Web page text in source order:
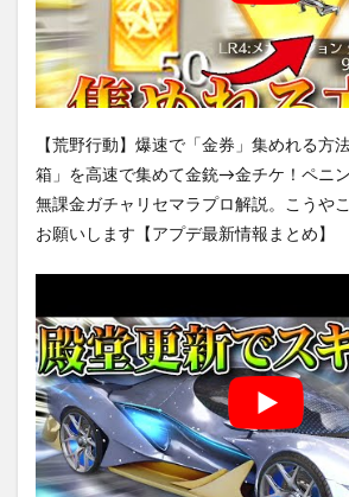
【荒野行動】爆速で「金券」集めれる方
箱」を高速で集めて金銃→金チケ！ペニ
無課金ガチャリセマラプロ解説。こうや
お願いします【アプデ最新情報まとめ】